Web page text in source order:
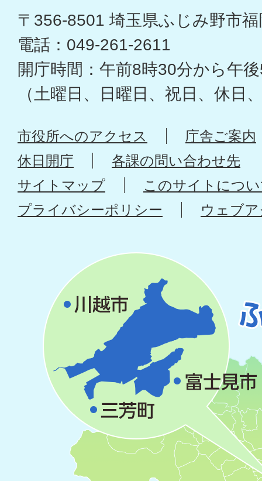
〒356-8501 埼玉県ふじみ野市
電話：049-261-2611
開庁時間：午前8時30分から午
（土曜日、日曜日、祝日、休日
市役所へのアクセス
庁舎ご案内
休日開庁
各課の問い合わせ先
サイトマップ
このサイトにつ
プライバシーポリシー
ウェブ